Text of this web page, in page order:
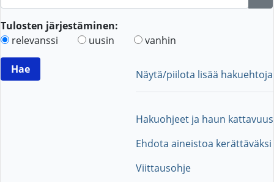
Tulosten järjestäminen:
relevanssi
uusin vanhin
Näytä/piilota lisää hakuehtoja
Hakuohjeet ja haun kattavuus
Ehdota aineistoa kerättäväksi
Viittausohje